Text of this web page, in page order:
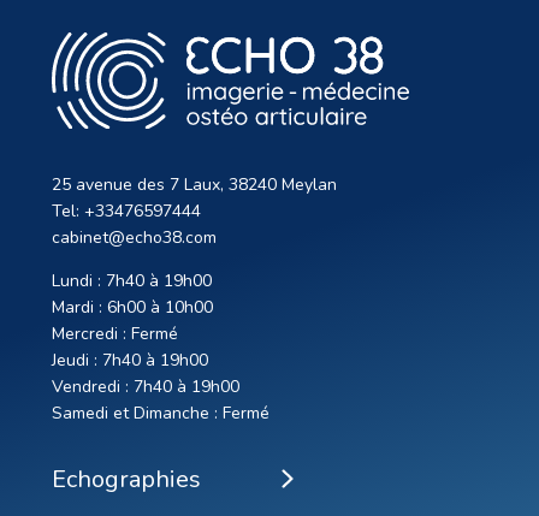
25 avenue des 7 Laux, 38240 Meylan
Tel: +33476597444
cabinet@echo38.com
Lundi : 7h40 à 19h00
Mardi : 6h00 à 10h00
Mercredi : Fermé
Jeudi : 7h40 à 19h00
Vendredi : 7h40 à 19h00
Samedi et Dimanche : Fermé
Echographies